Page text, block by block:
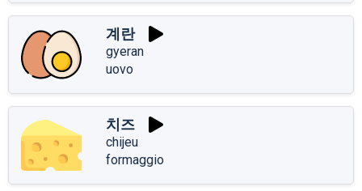
계란
gyeran
uovo
치즈
chijeu
formaggio